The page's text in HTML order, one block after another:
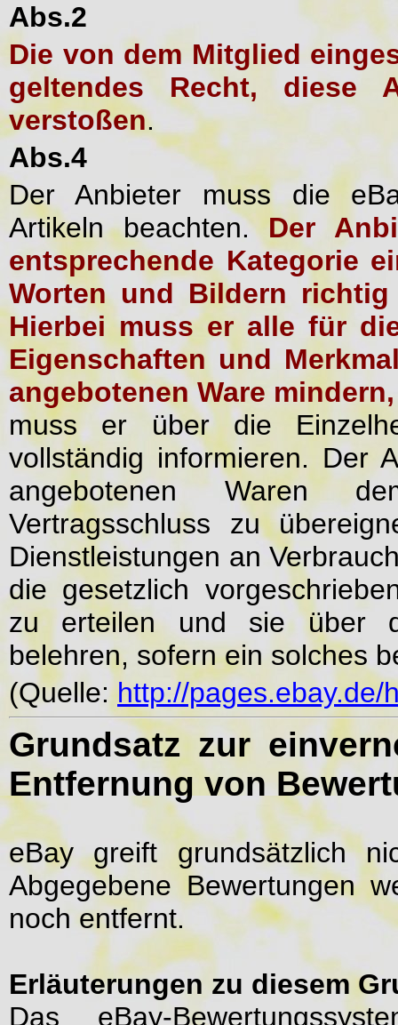
Abs.2
Die von dem Mitglied
geltendes Recht, diese
verstoßen.
Abs.4
Der Anbieter muss die
Artikeln beachten. Der
entsprechende Kategorie
Worten und Bildern
Hierbei muss er alle für
Eigenschaften und
angebotenen Ware
muss er über die
vollständig informieren. Der
angebotenen Waren
Vertragsschluss zu
Dienstleistungen an
die gesetzlich
zu erteilen und sie über
belehren, sofern ein solches
(Quelle:http://
Grundsatz zur
Entfernung von
eBay greift grundsätzlich
Abgegebene Bewertungen
noch entfernt.
Erläuterungen zu diesem
Das eBay-